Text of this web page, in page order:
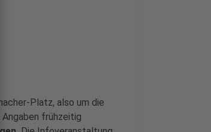
Platz, also um die
Angaben frühzeitig